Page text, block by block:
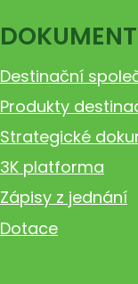
Destinační
Produkty
Strategické
3K platforma
Zápisy z jednání
Dotace